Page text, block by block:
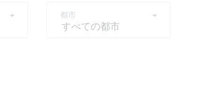
都市
すべての都市